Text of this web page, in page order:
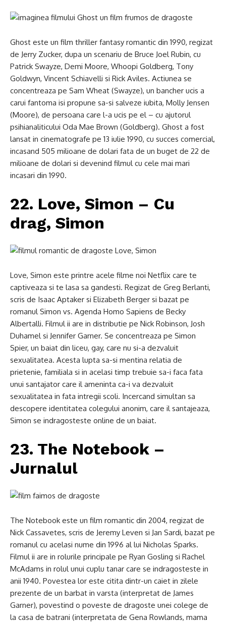
Ghost este un film thriller fantasy romantic din 1990, regizat
de Jerry Zucker, dupa un scenariu de Bruce Joel Rubin, cu
Patrick Swayze, Demi Moore, Whoopi Goldberg, Tony
Goldwyn, Vincent Schiavelli si Rick Aviles. Actiunea se
concentreaza pe Sam Wheat (Swayze), un bancher ucis a
carui fantoma isi propune sa-si salveze iubita, Molly Jensen
(Moore), de persoana care l-a ucis pe el – cu ajutorul
psihianaliticului Oda Mae Brown (Goldberg). Ghost a fost
lansat in cinematografe pe 13 iulie 1990, cu succes comercial,
incasand 505 milioane de dolari fata de un buget de 22 de
milioane de dolari si devenind filmul cu cele mai mari
incasari din 1990.
22. Love, Simon – Cu
drag, Simon
Love, Simon este printre acele filme noi Netflix care te
captiveaza si te lasa sa gandesti. Regizat de Greg Berlanti,
scris de Isaac Aptaker si Elizabeth Berger si bazat pe
romanul Simon vs. Agenda Homo Sapiens de Becky
Albertalli. Filmul ii are in distributie pe Nick Robinson, Josh
Duhamel si Jennifer Garner. Se concentreaza pe Simon
Spier, un baiat din liceu, gay, care nu si-a dezvaluit
sexualitatea. Acesta lupta sa-si mentina relatia de
prietenie, familiala si in acelasi timp trebuie sa-i faca fata
unui santajator care il ameninta ca-i va dezvaluit
sexualitatea in fata intregii scoli. Incercand simultan sa
descopere identitatea colegului anonim, care il santajeaza,
Simon se indragosteste online de un baiat.
23. The Notebook –
Jurnalul
The Notebook este un film romantic din 2004, regizat de
Nick Cassavetes, scris de Jeremy Leven si Jan Sardi, bazat pe
romanul cu acelasi nume din 1996 al lui Nicholas Sparks.
Filmul ii are in rolurile principale pe Ryan Gosling si Rachel
McAdams in rolul unui cuplu tanar care se indragosteste in
anii 1940. Povestea lor este citita dintr-un caiet in zilele
prezente de un barbat in varsta (interpretat de James
Garner), povestind o poveste de dragoste unei colege de
la casa de batrani (interpretata de Gena Rowlands, mama